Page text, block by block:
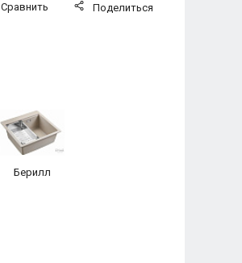
Сравнить Поделиться
Берилл